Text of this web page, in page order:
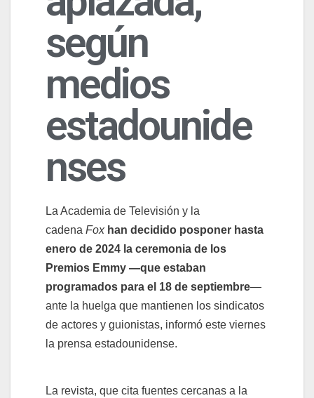
según
medios
estadounide
nses
La Academia de Televisión y la
cadena Fox han decidido posponer hasta
enero de 2024 la ceremonia de los
Premios Emmy —que estaban
programados para el 18 de septiembre—
ante la huelga que mantienen los sindicatos
de actores y guionistas, informó este viernes
la prensa estadounidense.
La revista, que cita fuentes cercanas a la